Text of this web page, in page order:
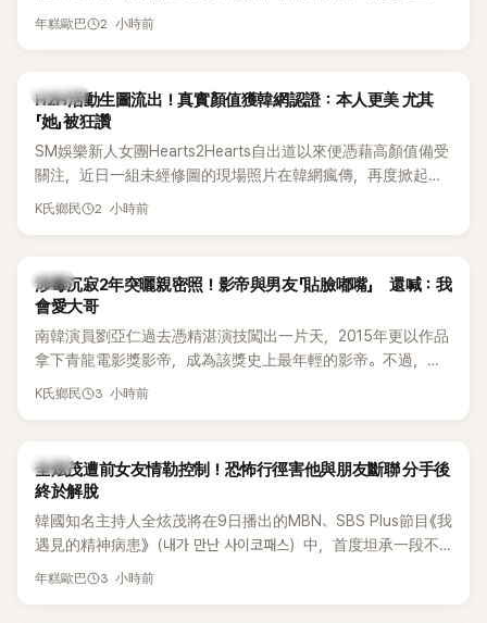
今，戀情已持續近10年，並於去年迎來兩人的兒子。金珉禧也
首度以演員身分復出。不過，新片尚未上映，她9年前電影中的
一句台詞卻突然被韓網翻出，意外再度掀起熱議。
年糕歐巴 2 小時前
K-POP
H2H活動生圖流出！真實顏值獲韓網認證：本人更美 尤其
「她」被狂讚
SM娛樂新人女團Hearts2Hearts自出道以來便憑藉高顏值備受
關注，近日一組未經修圖的現場照片在韓網瘋傳，再度掀起熱
烈討論，不少看過本人的網友更直呼：「真人比照片還漂亮！」
K氏鄉民 2 小時前
韓星
涉毒沉寂2年突曬親密照！影帝與男友「貼臉嘟嘴」 還喊：我
會愛大哥
南韓演員劉亞仁過去憑精湛演技闖出一片天，2015年更以作品
拿下青龍電影獎影帝，成為該獎史上最年輕的影帝。不過，他
2023年爆出涉毒風波後，演藝事業受到重創，後續又牽扯與男
K氏鄉民 3 小時前
韓星
全炫茂遭前女友情勒控制！恐怖行徑害他與朋友斷聯 分手後
終於解脫
韓國知名主持人全炫茂將在9日播出的MBN、SBS Plus節目《我
遇見的精神病患》（내가 만난 사이코패스）中，首度坦承一段不
堪回首的戀愛經歷，自爆曾遭前女友過度控制，不僅走到哪都
年糕歐巴 3 小時前